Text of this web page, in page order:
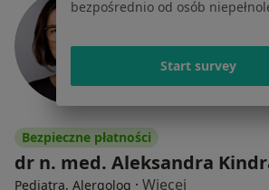
Bezpieczne płatności
dr n. med. Aleksandra
Pediatra, Alergolog · Więcej
bezpośrednio od osób
Start survey